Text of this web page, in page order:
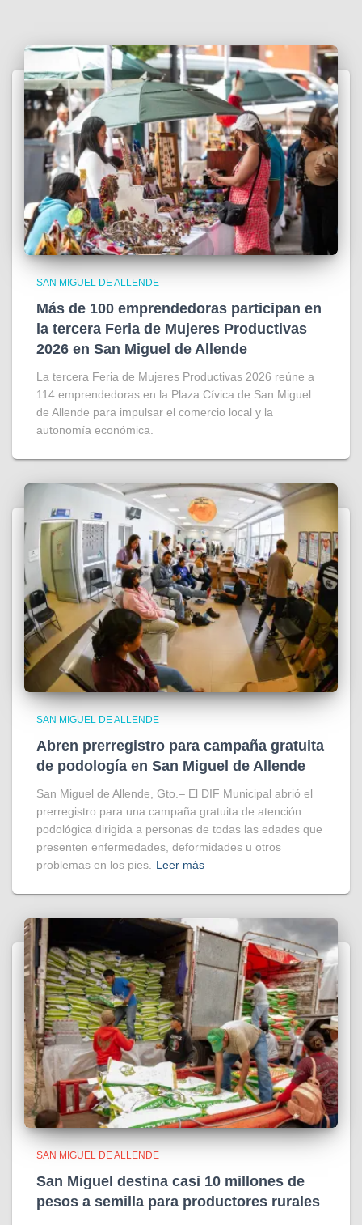
SAN MIGUEL DE ALLENDE
Más de 100 emprendedoras participan en
la tercera Feria de Mujeres Productivas
2026 en San Miguel de Allende
La tercera Feria de Mujeres Productivas 2026 reúne a
114 emprendedoras en la Plaza Cívica de San Miguel
de Allende para impulsar el comercio local y la
autonomía económica.
SAN MIGUEL DE ALLENDE
Abren prerregistro para campaña gratuita
de podología en San Miguel de Allende
San Miguel de Allende, Gto.– El DIF Municipal abrió el
prerregistro para una campaña gratuita de atención
podológica dirigida a personas de todas las edades que
presenten enfermedades, deformidades u otros
problemas en los pies. Leer más
SAN MIGUEL DE ALLENDE
San Miguel destina casi 10 millones de
pesos a semilla para productores rurales